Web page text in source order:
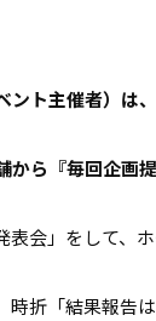
ト主催者）は
ら『毎回企画
会」をして、
折「結果報告